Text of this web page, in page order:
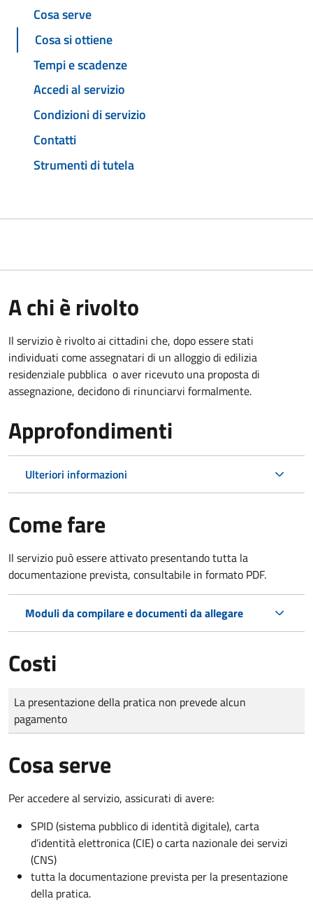
Cosa serve
Cosa si ottiene
Tempi e scadenze
Accedi al servizio
Condizioni di servizio
Contatti
Strumenti di tutela
A chi è rivolto
Il servizio è rivolto ai cittadini che, dopo essere stati
individuati come assegnatari di un alloggio di edilizia
residenziale pubblica o aver ricevuto una proposta di
assegnazione, decidono di rinunciarvi formalmente.
Approfondimenti
Ulteriori informazioni
Come fare
Il servizio può essere attivato presentando tutta la
documentazione prevista, consultabile in formato PDF.
Moduli da compilare e documenti da allegare
Costi
Tipo di pagamento
Importo
La presentazione della pratica non prevede alcun
pagamento
Cosa serve
Per accedere al servizio, assicurati di avere:
SPID (sistema pubblico di identità digitale), carta
d’identità elettronica (CIE) o carta nazionale dei servizi
(CNS)
tutta la documentazione prevista per la presentazione
della pratica.